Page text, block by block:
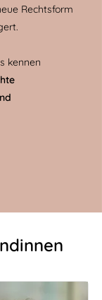
Rechtsform
kennen